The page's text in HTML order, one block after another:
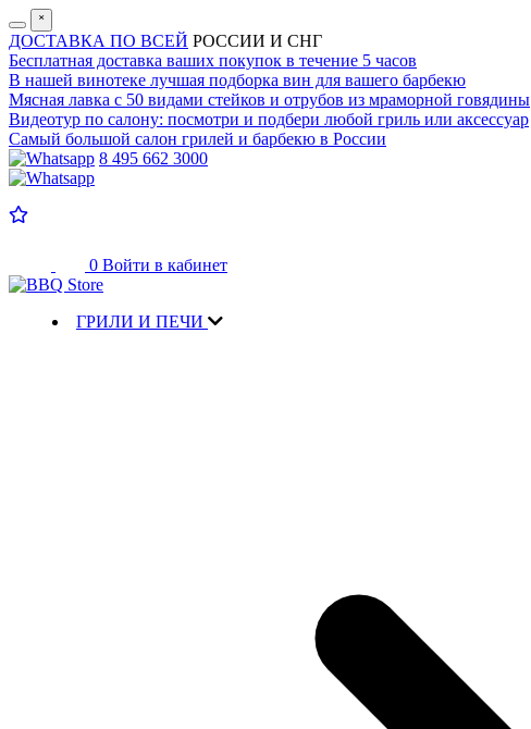
˟
ДОСТАВКА ПО ВСЕЙ РОССИИ И СНГ
Бесплатная доставка ваших покупок в течение 5 часов
В нашей винотеке лучшая подборка вин для вашего барбекю
Мясная лавка с 50 видами стейков и отрубов из мраморной говядины
Видеотур по салону: посмотри и подбери любой гриль или аксессуар
Самый большой салон грилей и барбекю в России
8 495 662 3000
0 Войти в кабинет
ГРИЛИ И ПЕЧИ